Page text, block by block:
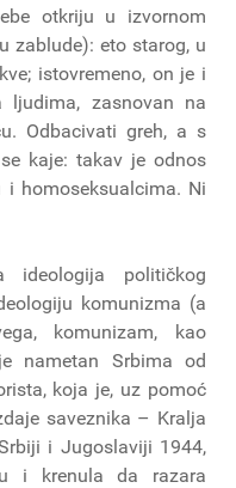
otkriju u izvornom
zablude): eto starog, u
istovremeno, on je i
zasnovan na
Odbacivati greh, a s
kaje: takav je odnos
i homoseksualcima. Ni
političkog
komunizma (a
komunizam, kao
nametan Srbima od
koja je, uz pomoć
saveznika – Kralja
i Jugoslaviji 1944,
i krenula da razara